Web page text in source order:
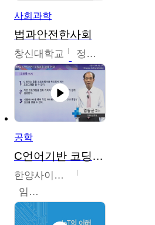
사회과학
법과안전한사회
창신대학교 정연균
공학
C언어기반 코딩교육
한양사이버대학교
임동균